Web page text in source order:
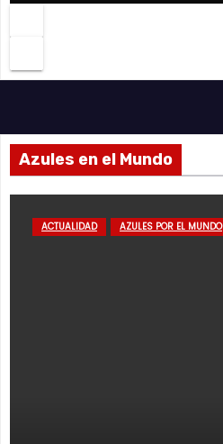
Azules en el Mundo
ACTUALIDAD AZULES POR EL MUNDO